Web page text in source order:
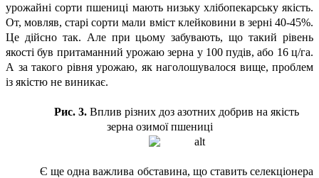
урожайні сорти пшениці мають низьку хлібопекарську якість.
От, мовляв, старі сорти мали вміст клейковини в зерні 40-45%.
Це дійсно так. Але при цьому забувають, що такий рівень
якості був притаманний урожаю зерна у 100 пудів, або 16 ц/га.
А за такого рівня урожаю, як наголошувалося вище, проблем
із якістю не виникає.
Рис. 3. Вплив різних доз азотних добрив на якість
зерна озимої пшениці
Є ще одна важлива обставина, що ставить селекціонера